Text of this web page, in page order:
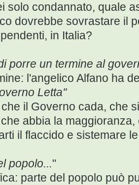
solo condannato, quale
dovrebbe sovrastare il
in Italia?
porre un termine al
l'angelico Alfano ha
Letta''
il Governo cada, che
abbia la
il flaccido e sistemare
popolo..."
parte del popolo può